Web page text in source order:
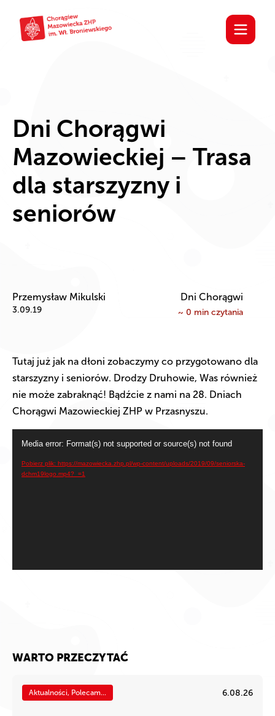
Dni Chorągwi
Mazowieckiej – Trasa
dla starszyzny i
seniorów
Przemysław Mikulski
3.09.19
Dni Chorągwi
~ 0 min czytania
Tutaj już jak na dłoni zobaczymy co przygotowano dla
starszyzny i seniorów. Drodzy Druhowie, Was również
nie może zabraknąć! Bądźcie z nami na 28. Dniach
Chorągwi Mazowieckiej ZHP w Przasnyszu.
Media error: Format(s) not supported or source(s) not found
Pobierz plik: https://mazowiecka.zhp.pl/wp-content/uploads/2019/09/seniorska-
dchm19logo.mp4?_=1
WARTO PRZECZYTAĆ
Aktualności, Polecam... 6.08.26